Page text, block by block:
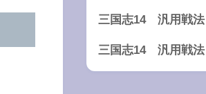
三国志14 汎用戦法
三国志14 汎用戦法